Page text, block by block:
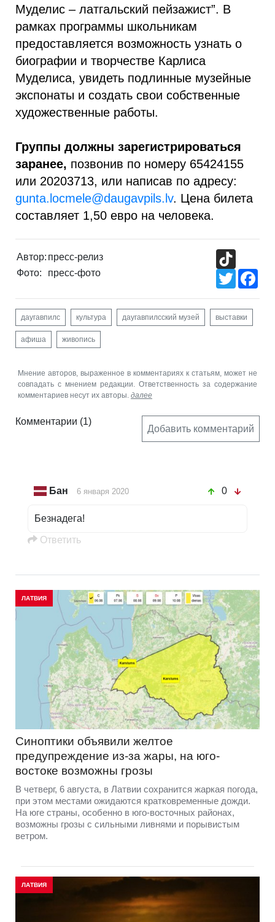
Муделис – латгальский пейзажист”. В
рамках программы школьникам
предоставляется возможность узнать о
биографии и творчестве Карлиса
Муделиса, увидеть подлинные музейные
экспонаты и создать свои собственные
художественные работы.
Группы должны зарегистрироваться
заранее, позвонив по номеру 65424155
или 20203713, или написав по адресу:
gunta.locmele@daugavpils.lv. Цена билета
составляет 1,50 евро на человека.
Автор: пресс-релиз
Фото:
пресс-фото
Twitter
даугавпилс культура даугавпилсский музей выставки
афиша живопись
Мнение авторов, выраженное в комментариях к статьям, может не
совпадать с мнением редакции. Ответственность за содержание
комментариев несут их авторы. далее
Комментарии (1)
Добавить комментарий
Бан 6 января 2020 0
Безнадега!
Oтветить
ЛАТВИЯ
Синоптики объявили желтое
предупреждение из-за жары, на юго-
востоке возможны грозы
В четверг, 6 августа, в Латвии сохранится жаркая погода,
при этом местами ожидаются кратковременные дожди.
На юге страны, особенно в юго-восточных районах,
возможны грозы с сильными ливнями и порывистым
ветром.
ЛАТВИЯ